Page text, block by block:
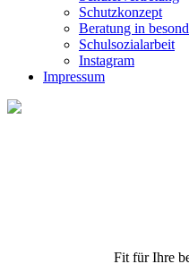
Schutzkonzept
Beratung in
Schulsozialarbeit
Instagram
Impressum
Fit für Ihre